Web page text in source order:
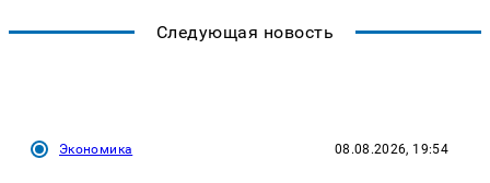
Следующая новость
Экономика 08.08.2026, 19:54